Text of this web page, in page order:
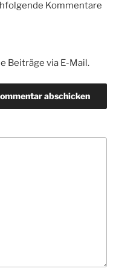
Kommentare
Beiträge via E-Mail.